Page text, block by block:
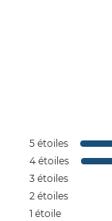
5étoiles
4étoiles
3étoiles
2étoiles
1étoile